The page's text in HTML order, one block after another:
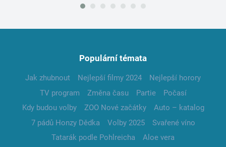
Populární témata
Jak zhubnout Nejlepší filmy 2024
Nejlepší horory
TV program
Změna času Partie
Počasí
Kdy budou volby
ZOO Nové začátky
Auto – katalog
7 pádů Honzy Dědka
Volby 2025
Svařené víno
Tatarák podle Pohlreicha
Aloe vera